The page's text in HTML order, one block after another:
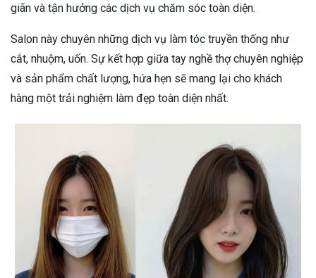
giãn và tận hưởng các dịch vụ chăm sóc toàn diện.
Salon này chuyên những dịch vụ làm tóc truyền thống như
cắt, nhuộm, uốn. Sự kết hợp giữa tay nghề thợ chuyên nghiệp
và sản phẩm chất lượng, hứa hẹn sẽ mang lại cho khách
hàng một trải nghiệm làm đẹp toàn diện nhất.